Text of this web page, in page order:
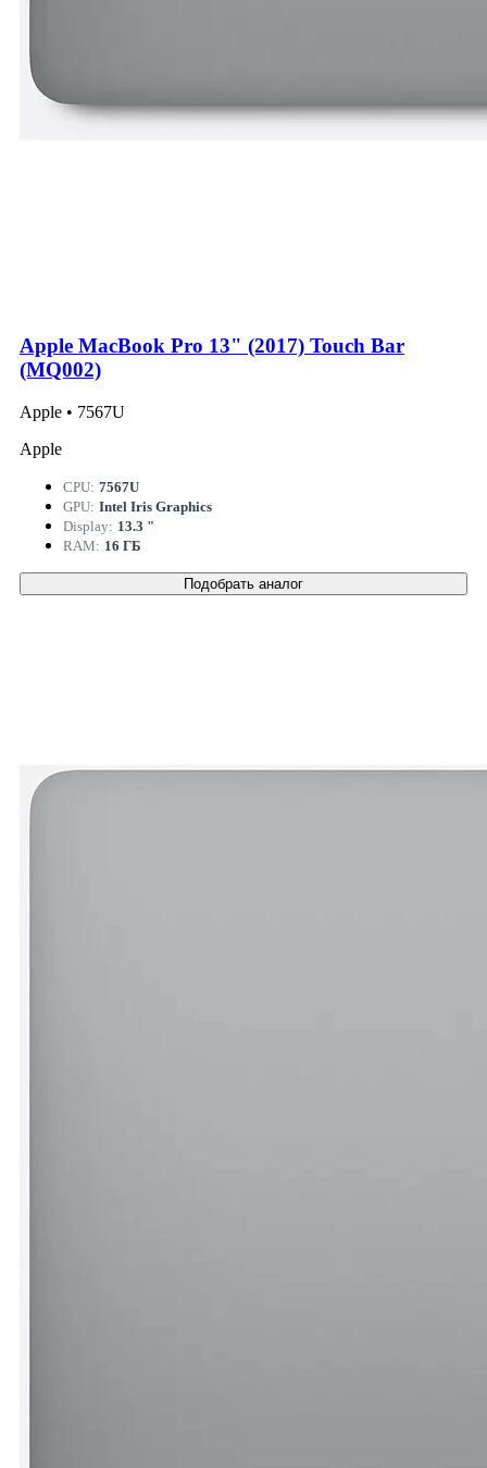
Apple MacBook Pro 13" (2017) Touch Bar
(MQ002)
Apple • 7567U
Apple
CPU: 7567U
GPU: Intel Iris Graphics
Display: 13.3 "
RAM: 16 ГБ
Подобрать аналог